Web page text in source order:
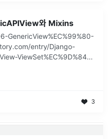
와 Mixins
GenericView%EC%99%80-
entry/Django-
ViewSet%EC%9D%84...
3